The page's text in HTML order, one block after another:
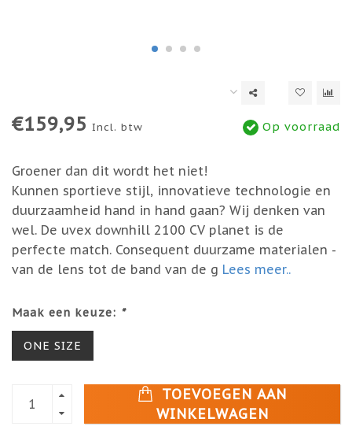
€159,95 Incl. btw Op voorraad
Groener dan dit wordt het niet!
Kunnen sportieve stijl, innovatieve technologie en
duurzaamheid hand in hand gaan? Wij denken van
wel. De uvex downhill 2100 CV planet is de
perfecte match. Consequent duurzame materialen -
van de lens tot de band van de g Lees meer..
Maak een keuze: *
ONE SIZE
TOEVOEGEN AAN
WINKELWAGEN